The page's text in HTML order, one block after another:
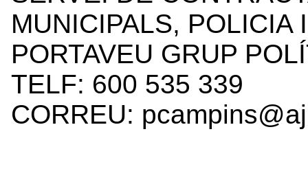
MUNICIPALS, POLICIA
PORTAVEU GRUP
TELF: 600 535 339
CORREU: